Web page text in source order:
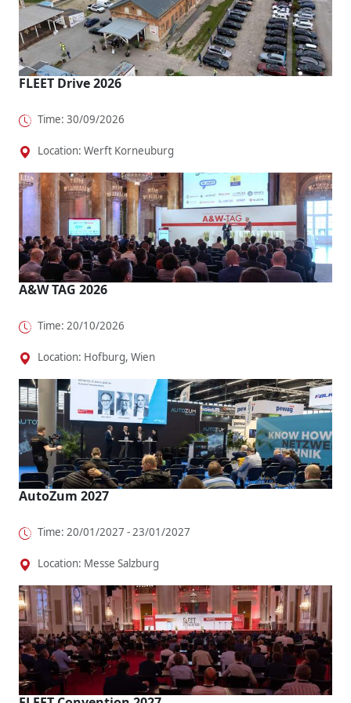
Fahrspaß
o...
Shuttle-...
maßgesch..
.
FLEET Drive 2026
Time: 30/09/2026
Location: Werft Korneuburg
A&W TAG 2026
Time: 20/10/2026
Location: Hofburg, Wien
AutoZum 2027
Time: 20/01/2027 - 23/01/2027
Location: Messe Salzburg